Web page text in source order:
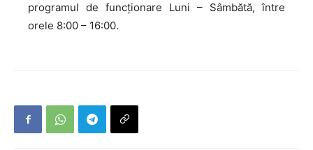
programul de funcționare Luni – Sâmbătă, între
orele 8:00 – 16:00.